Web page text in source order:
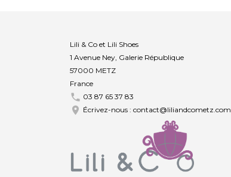
Lili & Co et Lili Shoes
1 Avenue Ney, Galerie République
57000 METZ
France
 03 87 65 37 83
 Écrivez-nous : contact@liliandcometz.com